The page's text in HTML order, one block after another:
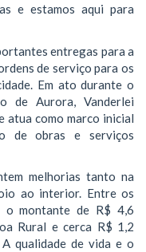
e estamos aqui para
entregas para a
de serviço para os
Em ato durante o
de Aurora, Vanderlei
atua como marco inicial
de obras e serviços
melhorias tanto na
ao interior. Entre os
o montante de R$ 4,6
Rural e cerca R$ 1,2
qualidade de vida e o